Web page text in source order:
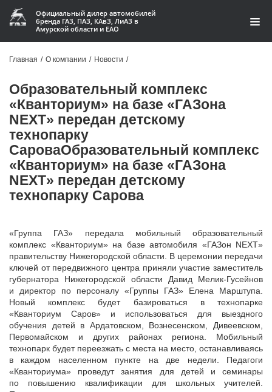
Официальный дилер автомобилей
бренда ГАЗ, ПАЗ, КАвЗ, ЛиАЗ в
Амурской области и ЕАО
Запчасти
Услуги и сервис
Акции
О компании
Производство автофургонов
Автомобили
+7 (4162) 22-95-09
Запчасти
+7 (4162) 22-95-79
Сервисный центр
+7 (4162) 22–95–69
Главная / О компании / Новости /
Образовательный комплекс
«Кванториум» на базе «ГАЗона
NEXT» передан детскому
технопарку
СароваОбразовательный комплекс
«Кванториум» на базе «ГАЗона
NEXT» передан детскому
технопарку Сарова
«Группа ГАЗ» передала мобильный образовательный
комплекс «Кванториум» на базе автомобиля «ГАЗон NEXT»
правительству Нижегородской области. В церемонии передачи
ключей от передвижного центра приняли участие заместитель
губернатора Нижегородской области Давид Мелик-Гусейнов
и директор по персоналу «Группы ГАЗ» Елена Марштупа.
Новый комплекс будет базироваться в технопарке
«Кванториум Саров» и использоваться для выездного
обучения детей в Ардатовском, Вознесенском, Дивеевском,
Первомайском и других районах региона. Мобильный
технопарк будет переезжать с места на место, останавливаясь
в каждом населенном пункте на две недели. Педагоги
«Кванториума» проведут занятия для детей и семинары
по повышению квалификации для школьных учителей.